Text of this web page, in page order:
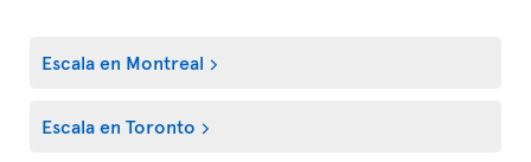
Escala en Montreal
Escala en Toronto